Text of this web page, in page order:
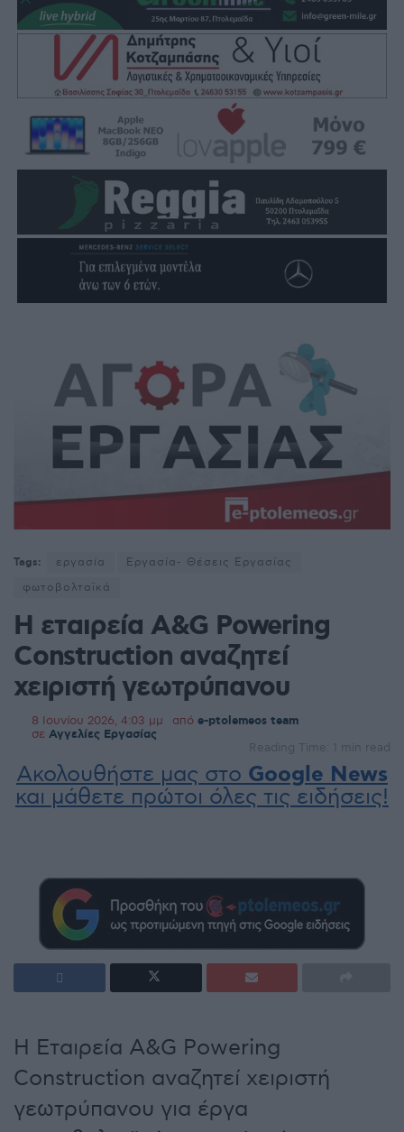
Tags: εργασία
Εργασία- Θέσεις Εργασίας
φωτοβολταϊκά
H εταιρεία A&G Powering
Construction αναζητεί
χειριστή γεωτρύπανου
8 Ιουνίου 2026, 4:03 μμ από e-ptolemeos team
σε Αγγελίες Εργασίας
Reading Time: 1 min read
Ακολουθήστε μας στο Google News
και μάθετε πρώτοι όλες τις ειδήσεις!
Η Εταιρεία A&G Powering
Construction αναζητεί χειριστή
γεωτρύπανου για έργα